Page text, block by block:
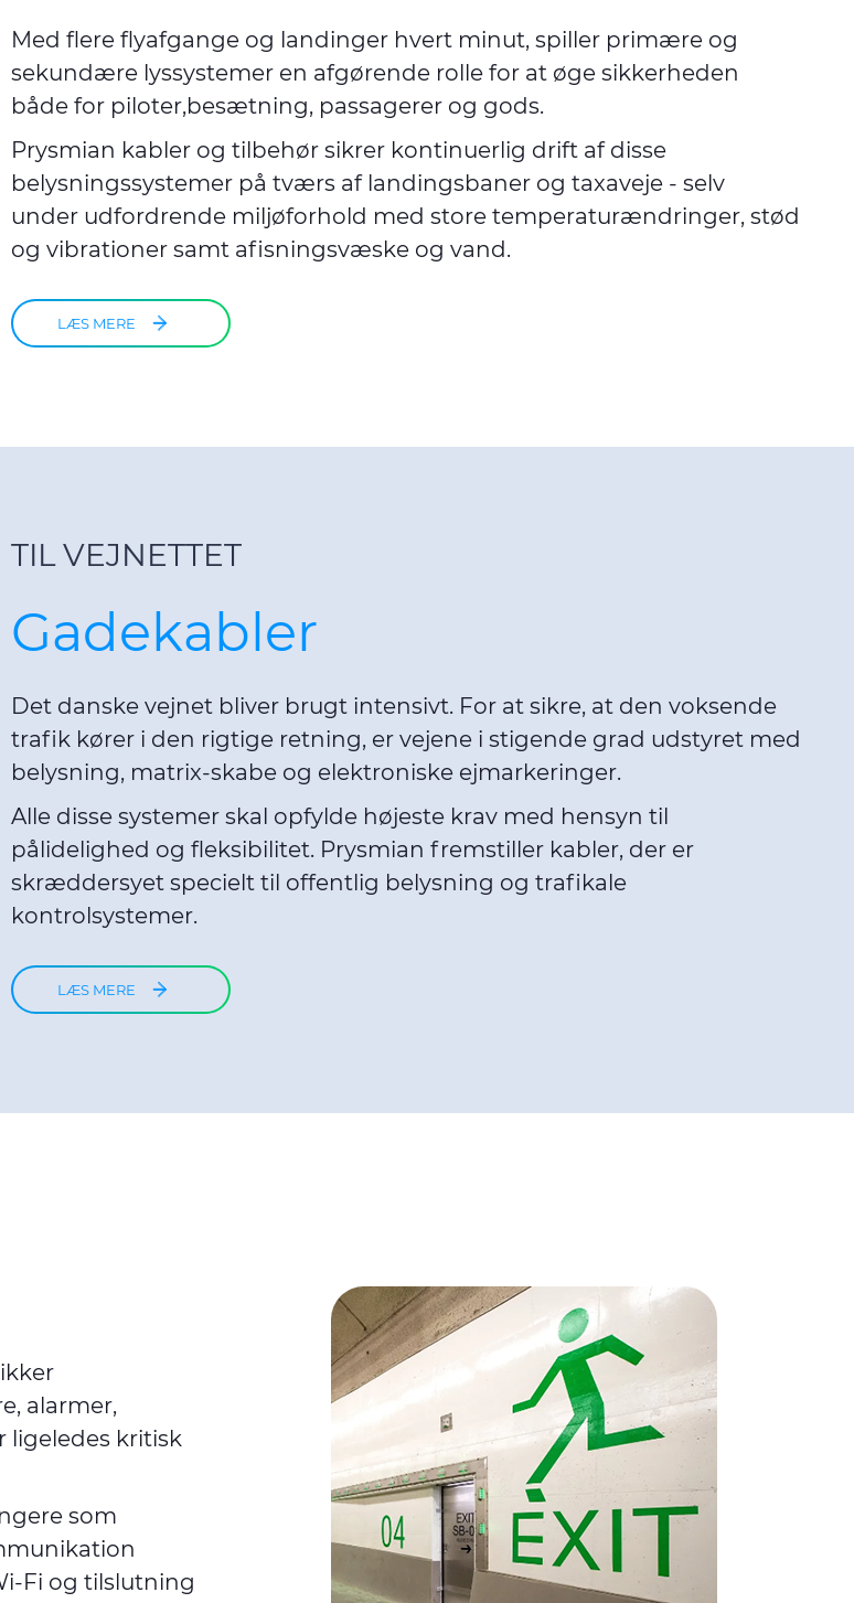
Med flere flyafgange og landinger hvert minut, spiller primære og
sekundære lyssystemer en afgørende rolle for at øge sikkerheden
både for piloter,besætning, passagerer og gods.
Prysmian kabler og tilbehør sikrer kontinuerlig drift af disse
belysningssystemer på tværs af landingsbaner og taxaveje - selv
under udfordrende miljøforhold med store temperaturændringer, stød
og vibrationer samt afisningsvæske og vand.
LÆS MERE
TIL VEJNETTET
Gadekabler
Det danske vejnet bliver brugt intensivt. For at sikre, at den voksende
trafik kører i den rigtige retning, er vejene i stigende grad udstyret med
belysning, matrix-skabe og elektroniske ejmarkeringer.
Alle disse systemer skal opfylde højeste krav med hensyn til
pålidelighed og fleksibilitet. Prysmian fremstiller kabler, der er
skræddersyet specielt til offentlig belysning og trafikale
kontrolsystemer.
LÆS MERE
alarmer,
ligeledes kritisk
som
Fi og tilslutning